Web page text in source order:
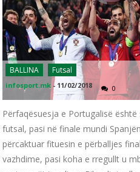
BALLINA Futsal
infosport.mk - 11/02/2018 0
Përfaqësuesja e Portugalisë
futsal, pasi në finale mundi
përcaktuar fituesin e përballjes
vazhdime, pasi koha e rregullt u